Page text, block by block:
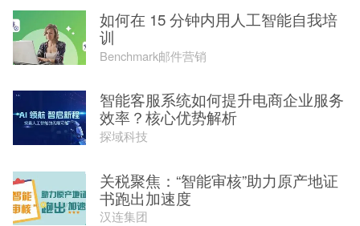
如何在 15 分钟内用人工智能自我培
训
Benchmark邮件营销
智能客服系统如何提升电商企业服务
效率？核心优势解析
探域科技
关税聚焦：“智能审核”助力原产地证
书跑出加速度
汉连集团